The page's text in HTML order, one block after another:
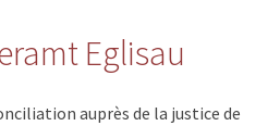
Eglisau
auprès de la justice de